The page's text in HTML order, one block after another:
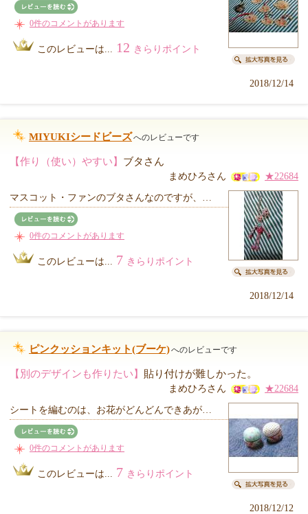
0件のコメントがあります
このレビューは... 12 きらりポイント
2018/12/14
MIYUKIシードビーズへのレビューです
【作り（使い）やすい】 ブタさん
まめひろさん ★22684
マスコット・ファンのブタさんなのですが、…
0件のコメントがあります
このレビューは... 7 きらりポイント
2018/12/14
ピンクッションキット(ブーケ)へのレビューです
【別のデザインも作りたい】 貼り付けが難しかった。
まめひろさん ★22684
シートを編むのは、お花がどんどんできあが…
0件のコメントがあります
このレビューは... 7 きらりポイント
2018/12/12